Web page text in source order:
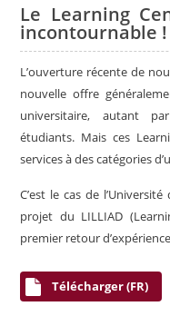
Le Learning
incontournable
L’ouverture récente de
nouvelle offre
universitaire, autant
étudiants. Mais ces
services à des catégories
C’est le cas de
projet du LILLIAD
premier retour
Télécharger (FR)